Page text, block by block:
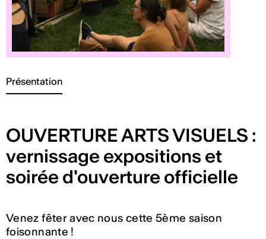
Présentation
OUVERTURE ARTS VISUELS :
vernissage expositions et
soirée d'ouverture officielle
Venez fêter avec nous cette 5ème saison
foisonnante !